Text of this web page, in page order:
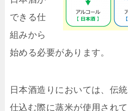
できる仕
組みから
始める必要があります。
日本酒造りにおいては、伝
仕込む際に蒸米が使用されて